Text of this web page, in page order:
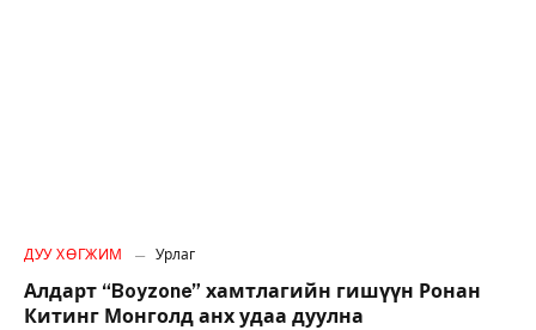
ДУУ ХӨГЖИМ Урлаг
Алдарт “Boyzone” хамтлагийн гишүүн Ронан
Китинг Монголд анх удаа дуулна